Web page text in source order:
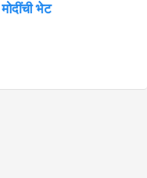
भेट